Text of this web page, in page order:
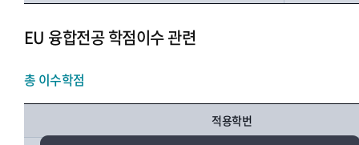
EU 융합전공 학점이수 관련
총 이수학점
적용학번